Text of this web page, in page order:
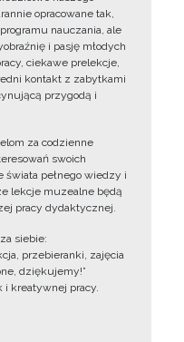
opracowane tak,
nauczania, ale
i pasję młodych
ciekawe prelekcje,
kontakt z zabytkami
przygodą i
za codzienne
swoich
świata pełnego wiedzy i
lekcje muzealne będą
pracy dydaktycznej.
siebie:
przebieranki, zajęcia
dziękujemy!”
i kreatywnej pracy.